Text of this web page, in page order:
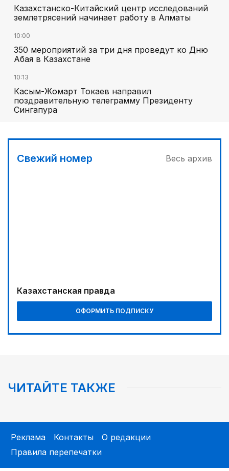
Казахстанско-Китайский центр исследований
землетрясений начинает работу в Алматы
10:00
350 мероприятий за три дня проведут ко Дню
Абая в Казахстане
10:13
Касым-Жомарт Токаев направил
поздравительную телеграмму Президенту
Сингапура
Свежий номер Весь архив
Казахстанская правда
ОФОРМИТЬ ПОДПИСКУ
ЧИТАЙТЕ ТАКЖЕ
Реклама Контакты
О редакции
Правила перепечатки